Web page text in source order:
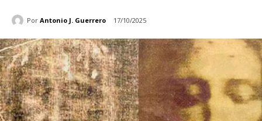
Por Antonio J. Guerrero 17/10/2025